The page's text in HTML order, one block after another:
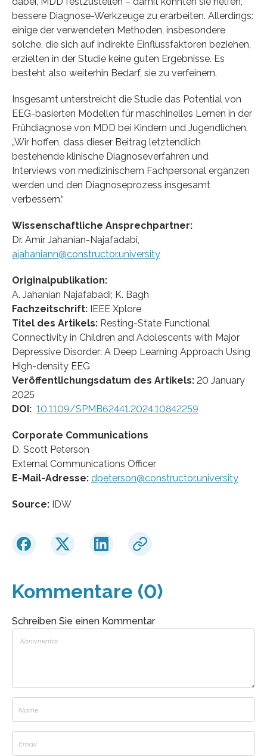
bessere Diagnose-Werkzeuge zu erarbeiten. Allerdings:
einige der verwendeten Methoden, insbesondere
solche, die sich auf indirekte Einflussfaktoren beziehen,
erzielten in der Studie keine guten Ergebnisse. Es
besteht also weiterhin Bedarf, sie zu verfeinern.
Insgesamt unterstreicht die Studie das Potential von
EEG-basierten Modellen für maschinelles Lernen in der
Frühdiagnose von MDD bei Kindern und Jugendlichen.
„Wir hoffen, dass dieser Beitrag letztendlich
bestehende klinische Diagnoseverfahren und
Interviews von medizinischem Fachpersonal ergänzen
werden und den Diagnoseprozess insgesamt
verbessern.“
Wissenschaftliche Ansprechpartner:
Dr. Amir Jahanian-Najafadabi,
ajahaniann@constructor.university
Originalpublikation:
A. Jahanian Najafabadi; K. Bagh
Fachzeitschrift: IEEE Xplore
Titel des Artikels: Resting-State Functional
Connectivity in Children and Adolescents with Major
Depressive Disorder: A Deep Learning Approach Using
High-density EEG
Veröffentlichungsdatum des Artikels: 20 January
2025
DOI: 10.1109/SPMB62441.2024.10842259
Corporate Communications
D. Scott Peterson
External Communications Officer
E-Mail-Adresse: dpeterson@constructor.university
Source: IDW
Kommentare (0)
Schreiben Sie einen Kommentar